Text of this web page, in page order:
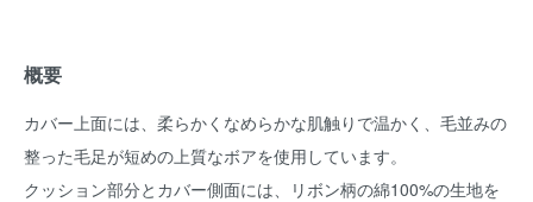
概要
カバー上面には、柔らかくなめらかな肌触りで温かく、毛並みの
整った毛足が短めの上質なボアを使用しています。
クッション部分とカバー側面には、リボン柄の綿100%の生地を